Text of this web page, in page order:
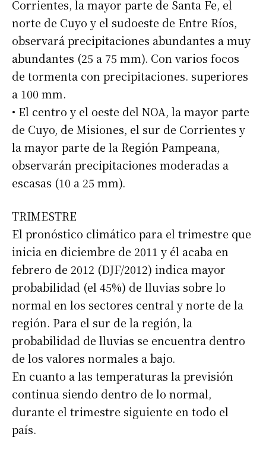
Suscribirme gratis
Dirección de correo electrónico*
Nombre
Apellidos
Número de teléfono
Corrientes, la mayor parte de Santa Fe, el
norte de Cuyo y el sudoeste de Entre Ríos,
observará precipitaciones abundantes a muy
abundantes (25 a 75 mm). Con varios focos
de tormenta con precipitaciones. superiores
a 100 mm.
• El centro y el oeste del NOA, la mayor parte
de Cuyo, de Misiones, el sur de Corrientes y
la mayor parte de la Región Pampeana,
observarán precipitaciones moderadas a
escasas (10 a 25 mm).
TRIMESTRE
El pronóstico climático para el trimestre que
inicia en diciembre de 2011 y él acaba en
febrero de 2012 (DJF/2012) indica mayor
probabilidad (el 45%) de lluvias sobre lo
normal en los sectores central y norte de la
región. Para el sur de la región, la
probabilidad de lluvias se encuentra dentro
de los valores normales a bajo.
En cuanto a las temperaturas la previsión
continua siendo dentro de lo normal,
durante el trimestre siguiente en todo el
país.